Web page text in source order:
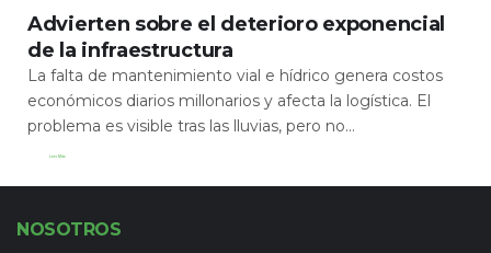
Advierten sobre el deterioro exponencial
de la infraestructura
La falta de mantenimiento vial e hídrico genera costos
económicos diarios millonarios y afecta la logística. El
problema es visible tras las lluvias, pero no...
Leer Más
NOSOTROS